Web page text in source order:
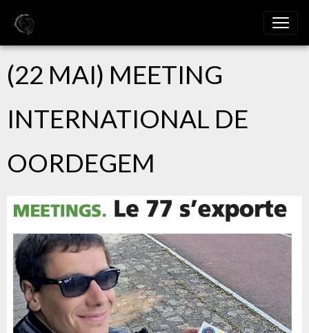
(22 MAI) MEETING
INTERNATIONAL DE
OORDEGEM